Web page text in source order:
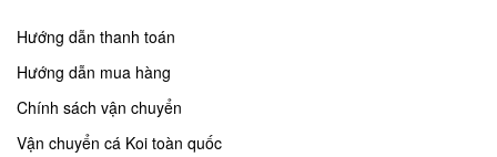
Hướng dẫn thanh toán
Hướng dẫn mua hàng
Chính sách vận chuyển
Vận chuyển cá Koi toàn quốc